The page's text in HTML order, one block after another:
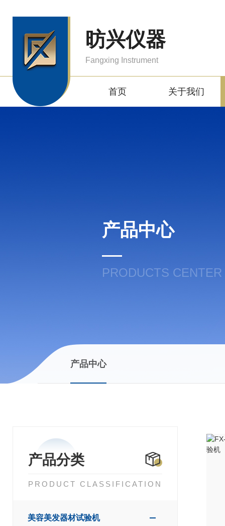
昉兴仪器
Fangxing Instrument
首页 关于我们
产品中心
PRODUCTS CENTER
产品中心
产品分类
PRODUCT CLASSIFICATION
美容美发器材试验机